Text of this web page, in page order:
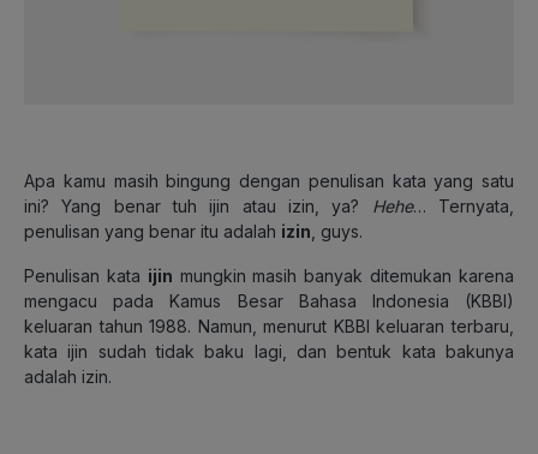
Apa kamu masih bingung dengan penulisan kata yang satu
ini? Yang benar tuh ijin atau izin, ya? Hehe… Ternyata,
penulisan yang benar itu adalah izin , guys.
Penulisan kata ijin mungkin masih banyak ditemukan karena
mengacu pada Kamus Besar Bahasa Indonesia (KBBI)
keluaran tahun 1988. Namun, menurut KBBI keluaran terbaru,
kata ijin sudah tidak baku lagi, dan bentuk kata bakunya
adalah izin.